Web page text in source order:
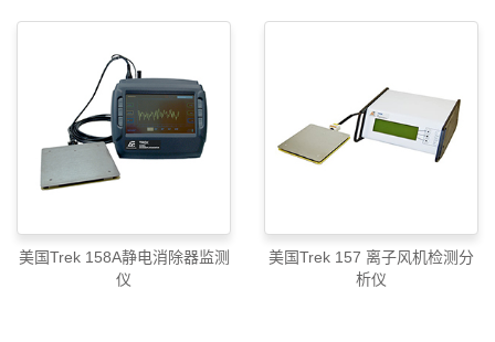
美国Trek 158A静电消除器监测
仪
美国Trek 157 离子风机检测分
析仪